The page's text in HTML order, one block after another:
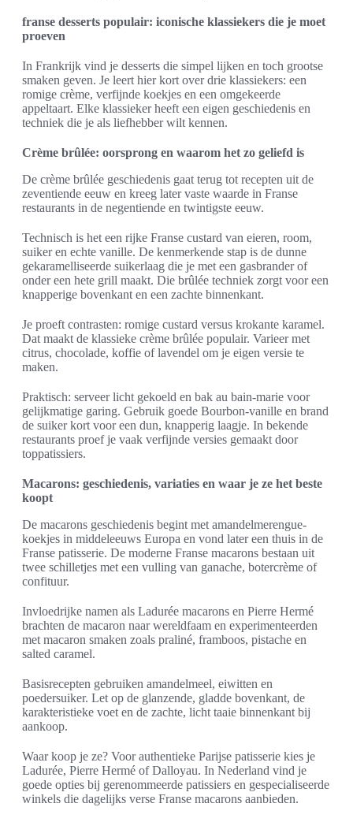
franse desserts populair: iconische klassiekers die je moet
proeven
In Frankrijk vind je desserts die simpel lijken en toch grootse
smaken geven. Je leert hier kort over drie klassiekers: een
romige crème, verfijnde koekjes en een omgekeerde
appeltaart. Elke klassieker heeft een eigen geschiedenis en
techniek die je als liefhebber wilt kennen.
Crème brûlée: oorsprong en waarom het zo geliefd is
De crème brûlée geschiedenis gaat terug tot recepten uit de
zeventiende eeuw en kreeg later vaste waarde in Franse
restaurants in de negentiende en twintigste eeuw.
Technisch is het een rijke Franse custard van eieren, room,
suiker en echte vanille. De kenmerkende stap is de dunne
gekaramelliseerde suikerlaag die je met een gasbrander of
onder een hete grill maakt. Die brûlée techniek zorgt voor een
knapperige bovenkant en een zachte binnenkant.
Je proeft contrasten: romige custard versus krokante karamel.
Dat maakt de klassieke crème brûlée populair. Varieer met
citrus, chocolade, koffie of lavendel om je eigen versie te
maken.
Praktisch: serveer licht gekoeld en bak au bain-marie voor
gelijkmatige garing. Gebruik goede Bourbon-vanille en brand
de suiker kort voor een dun, knapperig laagje. In bekende
restaurants proef je vaak verfijnde versies gemaakt door
toppatissiers.
Macarons: geschiedenis, variaties en waar je ze het beste
koopt
De macarons geschiedenis begint met amandelmerengue-
koekjes in middeleeuws Europa en vond later een thuis in de
Franse patisserie. De moderne Franse macarons bestaan uit
twee schilletjes met een vulling van ganache, botercrème of
confituur.
Invloedrijke namen als Ladurée macarons en Pierre Hermé
brachten de macaron naar wereldfaam en experimenteerden
met macaron smaken zoals praliné, framboos, pistache en
salted caramel.
Basisrecepten gebruiken amandelmeel, eiwitten en
poedersuiker. Let op de glanzende, gladde bovenkant, de
karakteristieke voet en de zachte, licht taaie binnenkant bij
aankoop.
Waar koop je ze? Voor authentieke Parijse patisserie kies je
Ladurée, Pierre Hermé of Dalloyau. In Nederland vind je
goede opties bij gerenommeerde patissiers en gespecialiseerde
winkels die dagelijks verse Franse macarons aanbieden.